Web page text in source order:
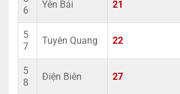
6
Yên Bái 21
5
7
Tuyên Quang 22
5
8
Điện Biên 27